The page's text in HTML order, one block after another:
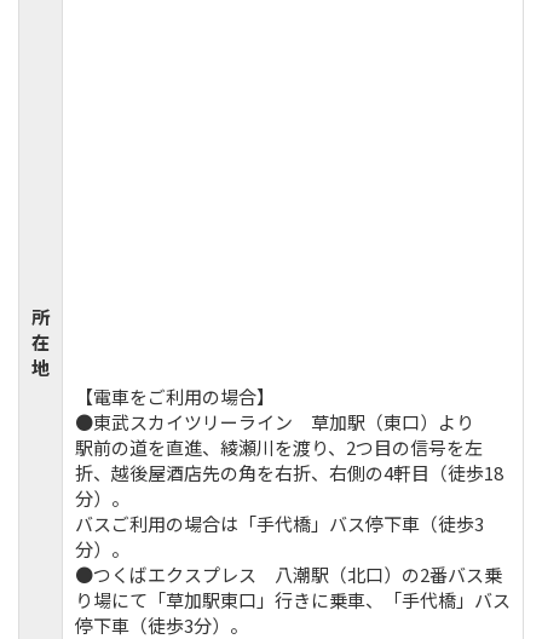
所
在
地
【電車をご利用の場合】
●東武スカイツリーライン 草加駅（東口）より
駅前の道を直進、綾瀬川を渡り、2つ目の信号を左
折、越後屋酒店先の角を右折、右側の4軒目（徒歩18
分）。
バスご利用の場合は「手代橋」バス停下車（徒歩3
分）。
●つくばエクスプレス 八潮駅（北口）の2番バス乗
り場にて「草加駅東口」行きに乗車、「手代橋」バス
停下車（徒歩3分）。